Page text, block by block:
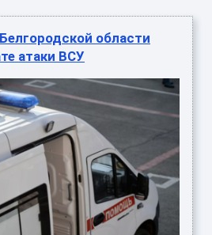
области
атаки ВСУ